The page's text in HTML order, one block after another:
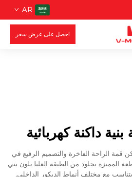
AR
احصل على عرض سعر
داكنة كهربائية
قمة الراحة الفاخرة والتصميم الرفيع في
المميزة بجلود من الطبقة العليا بلون بني
مع مختلف أنماط الديكور الداخلي.